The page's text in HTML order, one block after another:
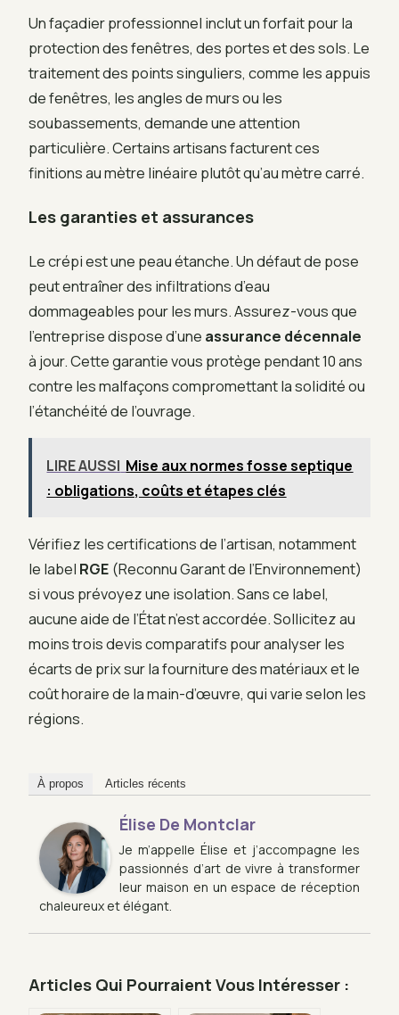
Un façadier professionnel inclut un forfait pour la
protection des fenêtres, des portes et des sols. Le
traitement des points singuliers, comme les appuis
de fenêtres, les angles de murs ou les
soubassements, demande une attention
particulière. Certains artisans facturent ces
finitions au mètre linéaire plutôt qu’au mètre carré.
Les garanties et assurances
Le crépi est une peau étanche. Un défaut de pose
peut entraîner des infiltrations d’eau
dommageables pour les murs. Assurez-vous que
l’entreprise dispose d’une assurance décennale
à jour. Cette garantie vous protège pendant 10 ans
contre les malfaçons compromettant la solidité ou
l’étanchéité de l’ouvrage.
LIRE AUSSI Mise aux normes fosse septique
: obligations, coûts et étapes clés
Vérifiez les certifications de l’artisan, notamment
le label RGE (Reconnu Garant de l’Environnement)
si vous prévoyez une isolation. Sans ce label,
aucune aide de l’État n’est accordée. Sollicitez au
moins trois devis comparatifs pour analyser les
écarts de prix sur la fourniture des matériaux et le
coût horaire de la main-d’œuvre, qui varie selon les
régions.
À propos Articles récents
Élise De Montclar
Je m’appelle Élise et j’accompagne les
passionnés d’art de vivre à transformer
leur maison en un espace de réception
chaleureux et élégant.
Articles Qui Pourraient Vous Intéresser :